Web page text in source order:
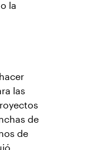
la
las
de
de